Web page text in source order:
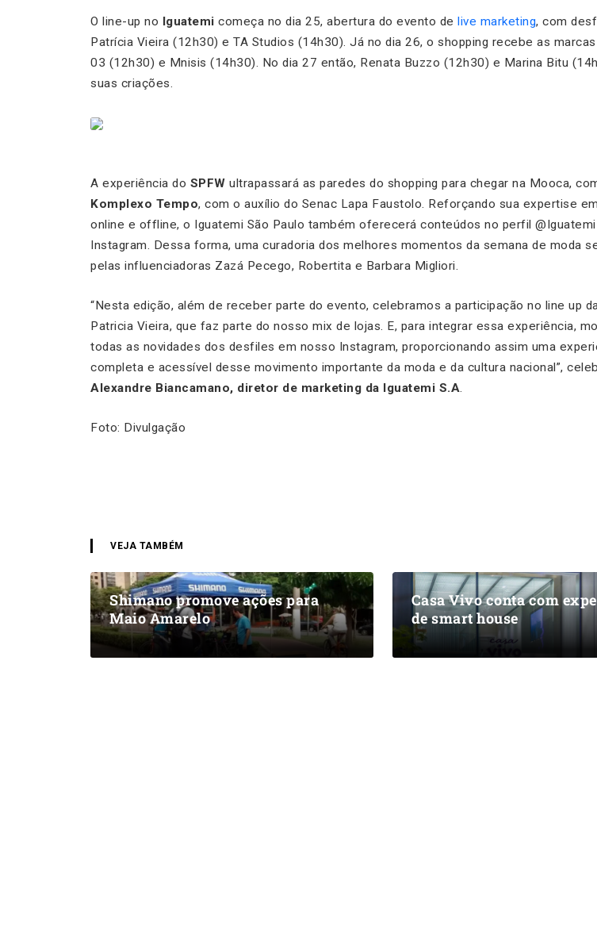
O line-up no Iguatemi começa no dia 25, abertura do evento de live marketing, com
Patrícia Vieira (12h30) e TA Studios (14h30). Já no dia 26, o shopping recebe as
03 (12h30) e Mnisis (14h30). No dia 27 então, Renata Buzzo (12h30) e Marina Bitu
suas criações.
A experiência do SPFW ultrapassará as paredes do shopping para chegar na Mooca,
Komplexo Tempo, com o auxílio do Senac Lapa Faustolo. Reforçando sua expertise
online e offline, o Iguatemi São Paulo também oferecerá conteúdos no perfil
Instagram. Dessa forma, uma curadoria dos melhores momentos da semana de moda
pelas influenciadoras Zazá Pecego, Robertita e Barbara Migliori.
“Nesta edição, além de receber parte do evento, celebramos a participação no line up
Patricia Vieira, que faz parte do nosso mix de lojas. E, para integrar essa experiência,
todas as novidades dos desfiles em nosso Instagram, proporcionando assim uma
completa e acessível desse movimento importante da moda e da cultura nacional”,
Alexandre Biancamano, diretor de marketing da Iguatemi S.A.
Foto: Divulgação
VEJA TAMBÉM
Shimano promove ações para
Maio Amarelo
Casa Vivo conta com
de smart house